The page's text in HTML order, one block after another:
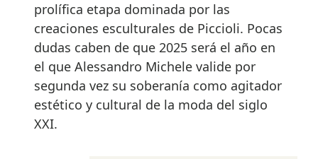
prolífica etapa dominada por las
creaciones esculturales de Piccioli. Pocas
dudas caben de que 2025 será el año en
el que Alessandro Michele valide por
segunda vez su soberanía como agitador
estético y cultural de la moda del siglo
XXI.